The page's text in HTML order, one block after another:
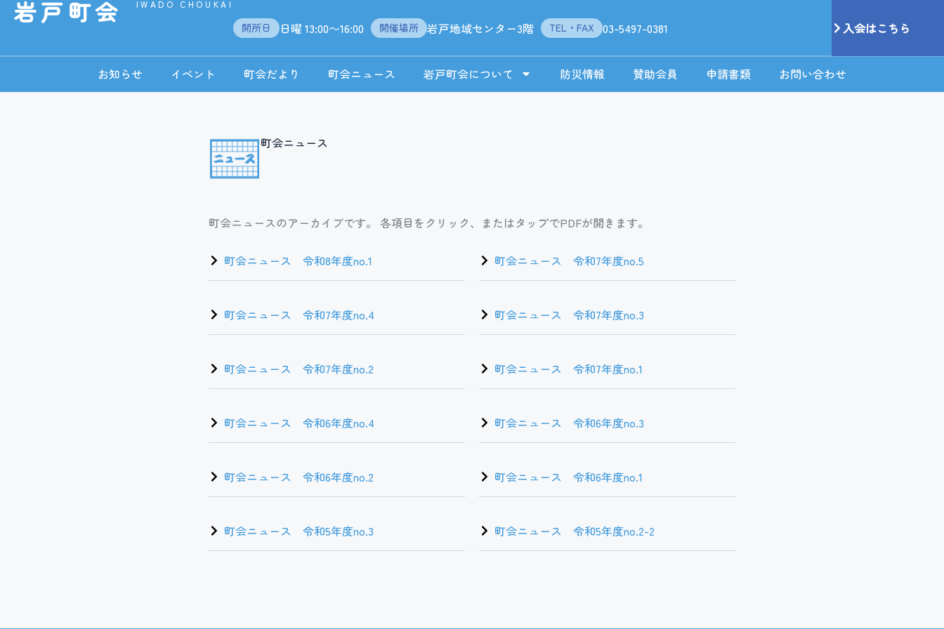
を
岩戸町会 IWADO CHOUKAI
開所日 日曜 13:00〜16:00 開催場所 岩戸地域センター3階 TEL・FAX 03-5497-0381 入会はこちら
お知らせ イベント 町会だより 町会ニュース 岩戸町会について 防災情報 賛助会員 申請書類 お問い合わせ
町会ニュース
町会ニュースのアーカイブです。 各項目をクリック、またはタップでPDFが開きます。
町会ニュース 令和8年度no.1 町会ニュース 令和7年度no.5
町会ニュース 令和7年度no.4 町会ニュース 令和7年度no.3
町会ニュース 令和7年度no.2 町会ニュース 令和7年度no.1
町会ニュース 令和6年度no.4 町会ニュース 令和6年度no.3
町会ニュース 令和6年度no.2 町会ニュース 令和6年度no.1
町会ニュース 令和5年度no.3 町会ニュース 令和5年度no.2-2